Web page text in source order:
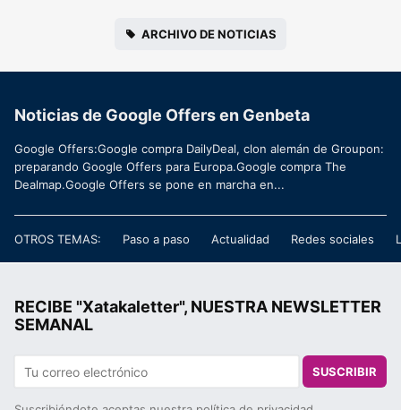
ARCHIVO DE NOTICIAS
Noticias de Google Offers en Genbeta
Google Offers:Google compra DailyDeal, clon alemán de Groupon:
preparando Google Offers para Europa.Google compra The
Dealmap.Google Offers se pone en marcha en...
OTROS TEMAS: Paso a paso Actualidad Redes sociales
RECIBE "Xatakaletter", NUESTRA NEWSLETTER
SEMANAL
SUSCRIBIR